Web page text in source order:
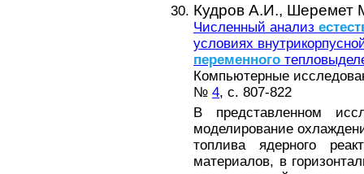
Кудров А.И., Шеремет
Численный анализ
условиях
переменного
Компьютерные
№ 4, с. 807-822
В представленном
моделирование
топлива ядерного
материалов, в